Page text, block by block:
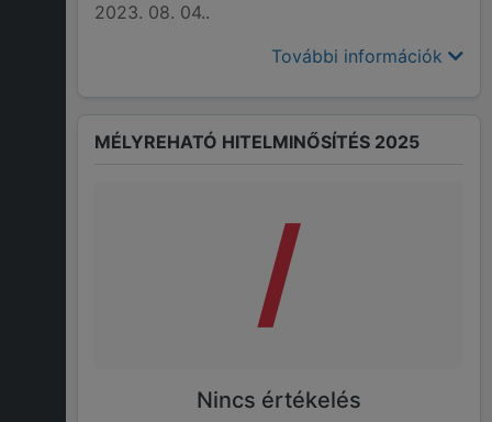
2023. 08. 04..
További információk
MÉLYREHATÓ HITELMINŐSÍTÉS 2025
/
Nincs értékelés